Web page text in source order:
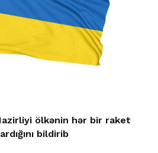
ölkənin hər bir raket
bildirib